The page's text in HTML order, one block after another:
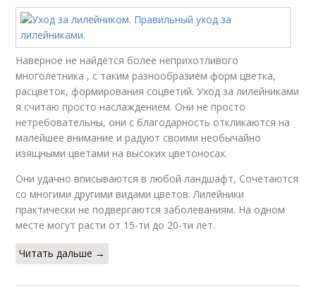
Наверное не найдётся более неприхотливого
многолетника , с таким разнообразием форм цветка,
расцветок, формирования соцветий. Уход за лилейниками
я считаю просто наслаждением. Они не просто
нетребовательны, они с благодарность откликаются на
малейшее внимание и радуют своими необычайно
изящными цветами на высоких цветоносах.
Они удачно вписываются в любой ландшафт, Сочетаются
со многими другими видами цветов. Лилейники
практически не подвергаются заболеваниям. На одном
месте могут расти от 15-ти до 20-ти лет.
Читать дальше →